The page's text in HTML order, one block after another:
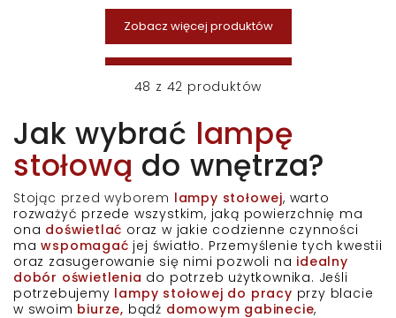
Zobacz więcej produktów
48 z 42 produktów
Jak wybrać lampę
stołową do wnętrza?
Stojąc przed wyborem lampy stołowej, warto
rozważyć przede wszystkim, jaką powierzchnię ma
ona doświetlać oraz w jakie codzienne czynności
ma wspomagać jej światło. Przemyślenie tych kwestii
oraz zasugerowanie się nimi pozwoli na idealny
dobór oświetlenia do potrzeb użytkownika. Jeśli
potrzebujemy lampy stołowej do pracy przy blacie
w swoim biurze, bądź domowym gabinecie,